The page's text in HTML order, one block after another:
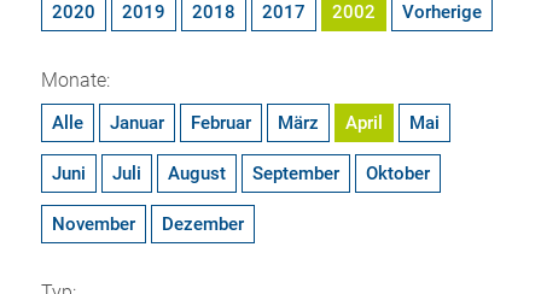
2020 2019 2018 2017 2002 Vorherige
Monate:
Alle Januar Februar März April Mai
Juni Juli August September Oktober
November Dezember